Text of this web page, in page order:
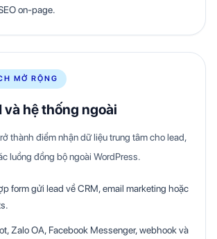
on-page.
MỞ RỘNG
và hệ thống ngoài
thành điểm nhận dữ liệu trung tâm cho lead,
luồng đồng bộ ngoài WordPress.
form gửi lead về CRM, email marketing hoặc
Zalo OA, Facebook Messenger, webhook và